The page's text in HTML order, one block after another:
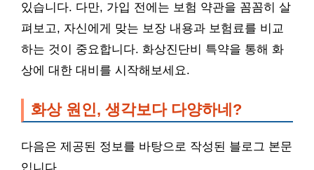
있습니다. 다만, 가입 전에는 보험 약관을 꼼꼼히 살
펴보고, 자신에게 맞는 보장 내용과 보험료를 비교
하는 것이 중요합니다. 화상진단비 특약을 통해 화
상에 대한 대비를 시작해보세요.
화상 원인, 생각보다 다양하네?
다음은 제공된 정보를 바탕으로 작성된 블로그 본문